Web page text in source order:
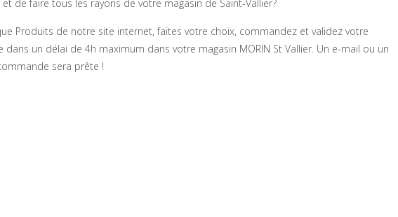
de faire tous les rayons de votre magasin de Saint-Vallier?
Produits de notre site internet, faites votre choix, commandez et validez votre
un délai de 4h maximum dans votre magasin MORIN St Vallier. Un e-mail ou un
sera prête !